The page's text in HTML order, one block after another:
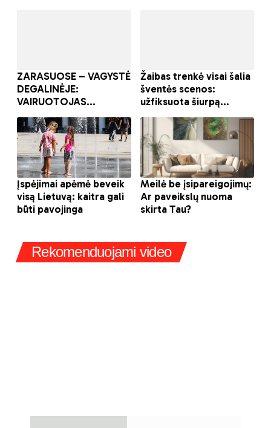
Rekomenduojami video